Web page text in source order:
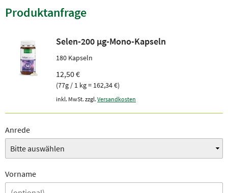
Produktanfrage
Selen-200 µg-Mono-Kapseln
180 Kapseln
12,50 €
(77g / 1 kg = 162,34 €)
inkl. MwSt. zzgl. Versandkosten
Anrede
Vorname